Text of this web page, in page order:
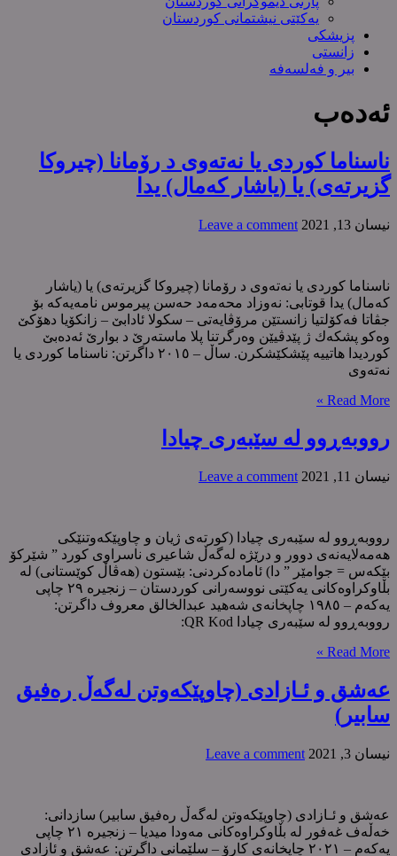
یەکێتی نیشتمانی کوردستان
پزیشکی
زانستی
بیر و فەلسەفە
ئەدەب
ناسناما کوردی یا نەتەوی د رۆمانا (چیروکا
گزیرتەی) یا (یاشار کەمال) یدا
نیسان 13, 2021 Leave a comment
ناسناما کوردی یا نەتەوی د رۆمانا (چیروکا گزیرتەی) یا (یاشار
کەمال) یدا قوتابی: نەوزاد محەمەد حەسن پیرموس نامەیەکە بۆ
جڤاتا فەکۆلتیا زانستێن مرۆڤایەتی – سکولا ئادابێ – زانکۆیا دهۆکێ
وەکو پشکەك ژ پێدڤیێن وەرگرتنا پلا ماستەرێ د بوارێ ئەدەبێ
کوردیدا هاتییە پێشکێشکرن. ساڵ – ٢٠١٥ داگرتن: ناسناما کوردی یا
نەتەوی
Read More »
رووبەڕوو لە سێبەری چیادا
نیسان 11, 2021 Leave a comment
رووبەڕوو لە سێبەری چیادا (کورتەی ژیان و چاوپێکەوتنێکی
هەمەلایەنەی دوور و درێژە لەگەڵ شاعیری ناسراوی کورد ” شێرکۆ
بێکەس = جوامێر ” دا) ئامادەکردنی: بێستون (هەڤاڵ کوێستانی) لە
بڵاوکراوەکانی یەکێتی نووسەرانی کوردستان – زنجیرە ٢٩ چاپی
یەکەم – ١٩٨٥ چاپخانەی شەهید عبدالخالق معروف داگرتن:
رووبەڕوو لە سێبەری چیادا QR Kod:
Read More »
عەشق و ئـازادی (چاوپێکەوتن لەگەڵ رەفیق
سابیر)
نیسان 3, 2021 Leave a comment
عەشق و ئـازادی (چاوپێکەوتن لەگەڵ رەفیق سابیر) سازدانی:
خەڵەف غەفور لە بڵاوکراوەکانی مەودا میدیا – زنجیرە ٢١ چاپی
یەکەم – ٢٠٢١ چاپخانەی کارۆ – سلێمانی داگرتن: عەشق و ئازادی